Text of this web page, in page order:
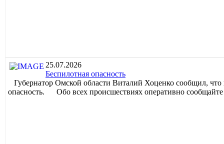
25.07.2026
Беспилотная опасность
Губернатор Омской области Виталий Хоценко сообщил,
опасность. Обо всех происшествиях